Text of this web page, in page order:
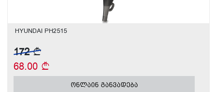
HYUNDAI PH2515
172
68.00
ონლაინ განვადება